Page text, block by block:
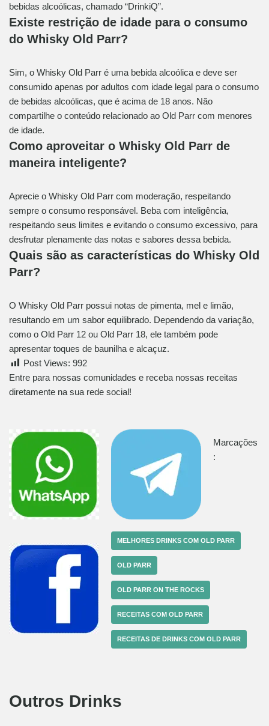
bebidas alcoólicas, chamado “DrinkiQ”.
Existe restrição de idade para o consumo
do Whisky Old Parr?
Sim, o Whisky Old Parr é uma bebida alcoólica e deve ser
consumido apenas por adultos com idade legal para o consumo
de bebidas alcoólicas, que é acima de 18 anos. Não
compartilhe o conteúdo relacionado ao Old Parr com menores
de idade.
Como aproveitar o Whisky Old Parr de
maneira inteligente?
Aprecie o Whisky Old Parr com moderação, respeitando
sempre o consumo responsável. Beba com inteligência,
respeitando seus limites e evitando o consumo excessivo, para
desfrutar plenamente das notas e sabores dessa bebida.
Quais são as características do Whisky Old
Parr?
O Whisky Old Parr possui notas de pimenta, mel e limão,
resultando em um sabor equilibrado. Dependendo da variação,
como o Old Parr 12 ou Old Parr 18, ele também pode
apresentar toques de baunilha e alcaçuz.
Post Views: 992
Entre para nossas comunidades e receba nossas receitas
diretamente na sua rede social!
Marcações
:
MELHORES DRINKS COM OLD PARR
OLD PARR
OLD PARR ON THE ROCKS
RECEITAS COM OLD PARR
RECEITAS DE DRINKS COM OLD PARR
Outros Drinks